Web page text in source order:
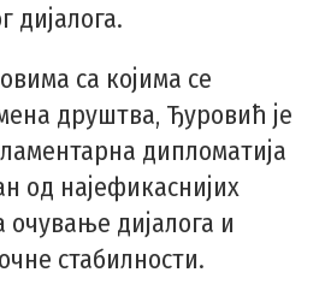
дијалога.
са којима се
друштва, Ђуровић је
дипломатија
од најефикаснијих
очување дијалога и
стабилности.